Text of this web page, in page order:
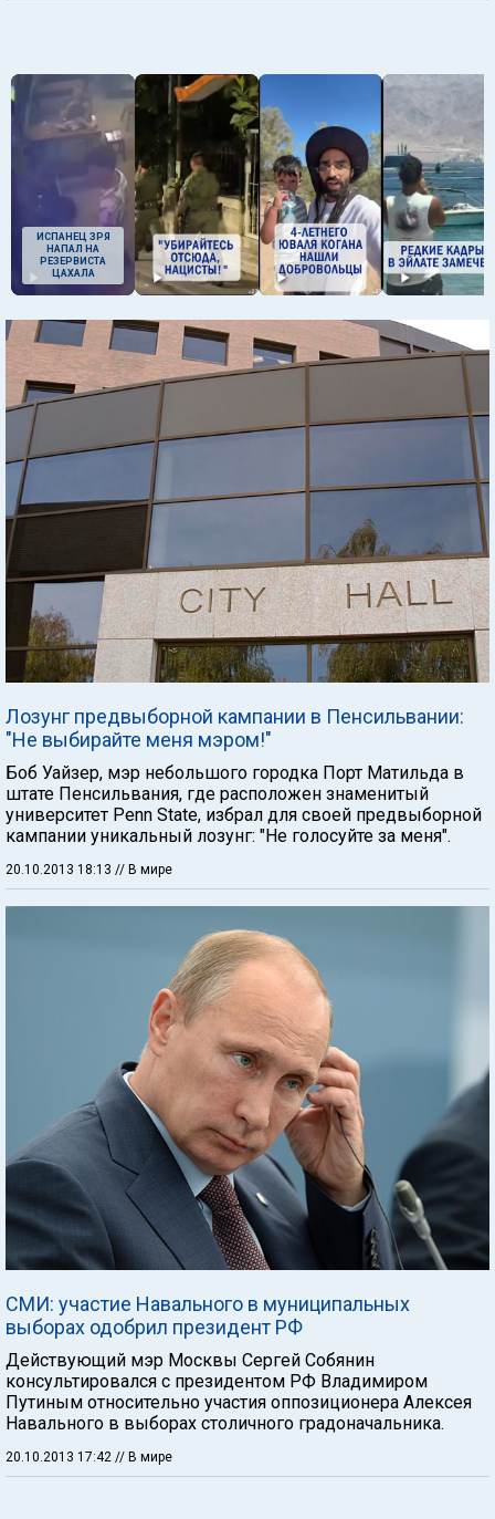
ИСПАНЕЦ ЗРЯ
НАПАЛ НА
РЕЗЕРВИСТА
ЦАХАЛА
Лозунг предвыборной кампании в Пенсильвании:
"Не выбирайте меня мэром!"
Боб Уайзер, мэр небольшого городка Порт Матильда в
штате Пенсильвания, где расположен знаменитый
университет Penn State, избрал для своей предвыборной
кампании уникальный лозунг: "Не голосуйте за меня".
20.10.2013 18:13 // В мире
СМИ: участие Навального в муниципальных
выборах одобрил президент РФ
Действующий мэр Москвы Сергей Собянин
консультировался с президентом РФ Владимиром
Путиным относительно участия оппозиционера Алексея
Навального в выборах столичного градоначальника.
20.10.2013 17:42 // В мире